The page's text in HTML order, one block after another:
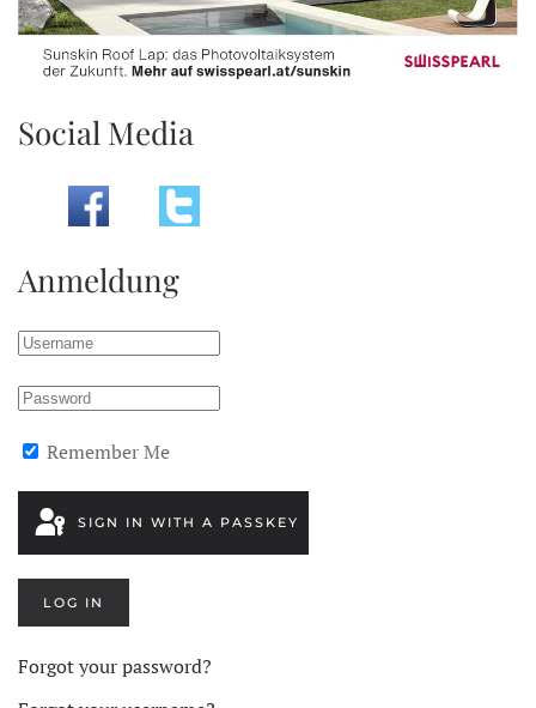
Social Media
Anmeldung
Remember Me
SIGN IN WITH A PASSKEY
LOG IN
Forgot your password?